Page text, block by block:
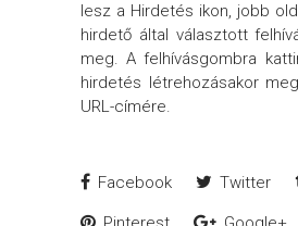
lesz a Hirdetés ikon, jobb
hirdető által választott
meg. A felhívásgombra
hirdetés létrehozásakor
URL-címére.
Facebook Twitter